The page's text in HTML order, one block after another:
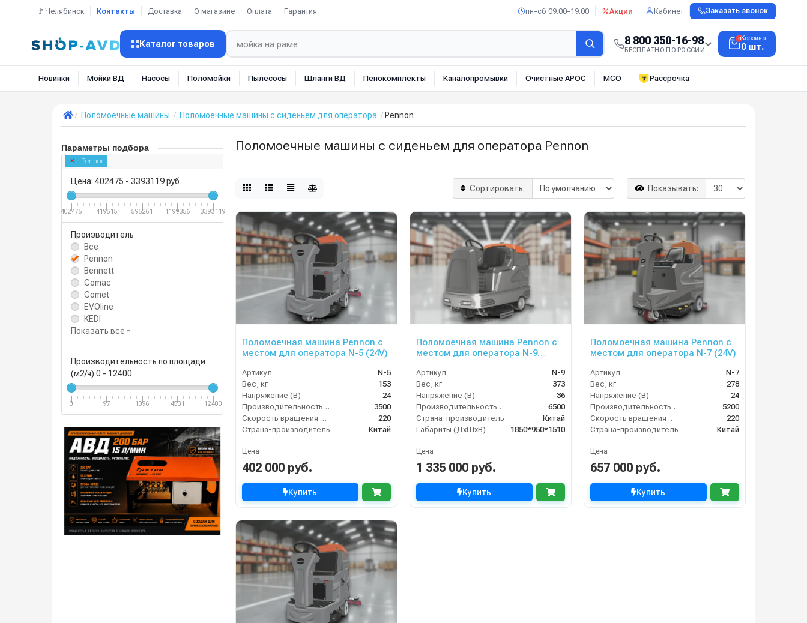
🚩Челябинск Контакты Доставка О магазине Оплата Гарантия пн–сб 09:00–19:00 Акции Кабинет Заказать звонок
Каталог товаров 8 800 350-16-98
БЕСПЛАТНО ПО РОССИИ
0Корзина
0 шт.
Новинки Мойки ВД Насосы Поломойки Пылесосы Шланги ВД Пенокомплекты Каналопромывки Очистные АРОС МСО Рассрочка
Поломоечные машины Поломоечные машины с сиденьем для оператора Pennon
Параметры подбора
Pennon
Цена: 402475 - 3393119руб
402475 419515 595261 1199356 3393119
Производитель
Все
Pennon
Bennett
Comac
Comet
EVOline
KEDI
Показать все
Производительность по площади
(м2/ч) 0 - 12400
0 97 1096 4531 12400
Поломоечные машины с сиденьем для оператора Pennon
Сортировать: Показывать:
Поломоечная машина Pennon с
местом для оператора N-5 (24V)
Артикул
N-5
Вес, кг
153
Напряжение (В)
24
Производительность по площади (м2/ч)
3500
Скорость вращения щётки (об/мин)
220
Страна-производитель
Китай
Цена
402 000 руб.
Купить
Поломоечная машина Pennon с
местом для оператора N-9
Артикул
N-9
Вес, кг
373
Напряжение (В)
36
Производительность по площади (м2/ч)
6500
Страна-производитель
Китай
Габариты (ДхШхВ)
1850*950*1510
Цена
1 335 000 руб.
Купить
Поломоечная машина Pennon с
местом для оператора N-7 (24V)
Артикул
N-7
Вес, кг
278
Напряжение (В)
24
Производительность по площади (м2/ч)
5200
Скорость вращения щётки (об/мин)
220
Страна-производитель
Китай
Цена
657 000 руб.
Купить